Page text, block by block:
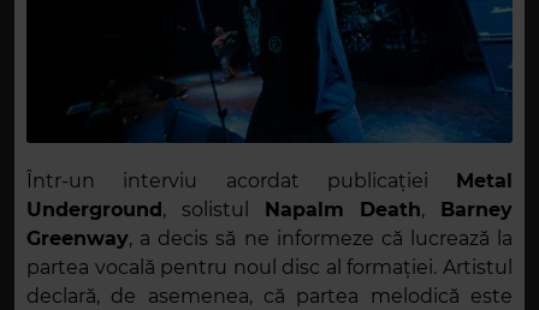
Într-un interviu acordat publicației
Metal
Underground , solistul Napalm Death,
Barney
Greenway, a decis să ne informeze că lucrează la
partea vocală pentru noul disc al formației. Artistul
declară, de asemenea, că partea melodică este